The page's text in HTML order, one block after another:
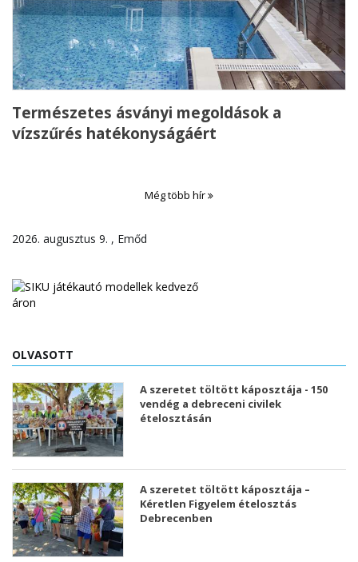
Természetes ásványi megoldások a
vízszűrés hatékonyságáért
Még több hír
2026. augusztus 9. , Emőd
OLVASOTT
A szeretet töltött káposztája - 150
vendég a debreceni civilek
ételosztásán
A szeretet töltött káposztája –
Kéretlen Figyelem ételosztás
Debrecenben